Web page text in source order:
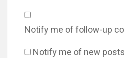
Notify me of follow-up
Notify me of new